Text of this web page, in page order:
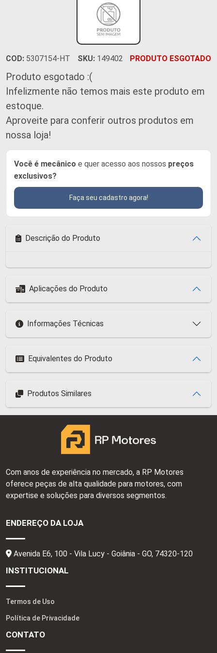
COD: 5307154-HT SKU: 149402 PRODUTO ESGOTADO
Produto esgotado :(
Infelizmente não temos mais este produto em
estoque.
Aproveite para conferir outros produtos em
nossa loja!
Você é mecânico e quer acesso aos nossos preços
exclusivos?
Faça seu cadastro agora!
Descrição do Produto
Aplicações do Produto
Informações Técnicas
Equivalentes do Produto
Produtos Similares
Com anos de experiência no mercado, a RP Motores
oferece peças de alta qualidade para motores, com
expertise e soluções para diversos segmentos.
ENDEREÇO DA LOJA
Avenida E6, 100 - Vila Lucy - Goiânia - GO, 74320-120
INSTITUCIONAL
Termos de Uso
Política de Privacidade
CONTATO